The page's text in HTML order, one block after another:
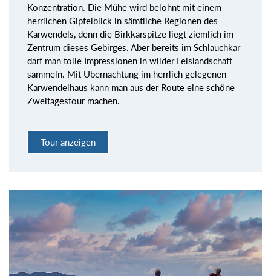
Konzentration. Die Mühe wird belohnt mit einem
herrlichen Gipfelblick in sämtliche Regionen des
Karwendels, denn die Birkkarspitze liegt ziemlich im
Zentrum dieses Gebirges. Aber bereits im Schlauchkar
darf man tolle Impressionen in wilder Felslandschaft
sammeln. Mit Übernachtung im herrlich gelegenen
Karwendelhaus kann man aus der Route eine schöne
Zweitagestour machen.
Tour anzeigen